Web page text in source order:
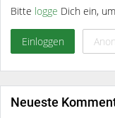
Bitte logge Dich ein,
Einloggen
Neueste